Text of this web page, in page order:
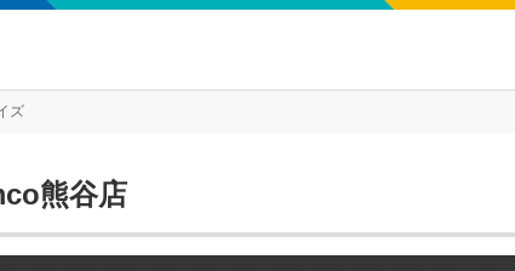
ズ
熊谷店